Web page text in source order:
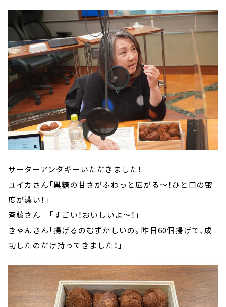
サーターアンダギーいただきました！
ユイカさん「黒糖の甘さがふわっと広がる～！ひと口の密
度が濃い！」
斉藤さん 「すごい！おいしいよ～！」
きゃんさん「揚げるのむずかしいの。昨日60個揚げて、成
功したのだけ持ってきました！」